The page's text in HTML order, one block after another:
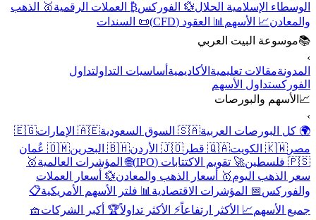
الوسطاء الإسلامية الحلال💱 الفوركس₿ العملات الرقمية🥇 الذهب
والمعادن📈 الأسهم 📊 العقود (CFD)
📜 السندات
📚موسوعة البيت العربي
›
المدونةمقالات تعليمية الأكاديمية أساسيات التداولتداول
الفوركستداول الأسهم
📈 الأسهم والبورصات
›
🌍 كل البورصات العربية🇸🇦 السوق السعودية 🇦🇪 الإمارات
🇪🇬
مصر 🇰🇼 الكويت 🇶🇦 قطر 🇯🇴 الأردن 🇧🇭 البحرين
🇴🇲 عُمان
🇵🇸 فلسطين
🚀 تقويم الاكتتابات (IPO) 🌐 المؤشرات العالمية🥇
سعر الذهب اليوم🥇 أسعار الذهب والمعادن💱 أسعار العملات
والفوركس📅 المؤشرات الاقتصادية 📊 فلتر الأسهم الأمريكية📋
جميع الأسهم📈 الأكثر ارتفاعاً⚡ الأكثر تداولاً🏆 أكبر الشركات🧺